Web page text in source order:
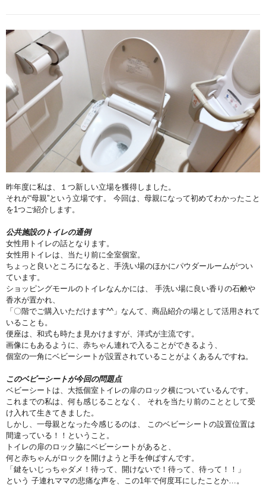
昨年度に私は、１つ新しい立場を獲得しました。
それが“母親”という立場です。 今回は、母親になって初めてわかったこと
を1つご紹介します。
公共施設のトイレの通例
女性用トイレの話となります。
女性用トイレは、当たり前に全室個室。
ちょっと良いところになると、手洗い場のほかにパウダールームがつい
ています。
ショッピングモールのトイレなんかには、 手洗い場に良い香りの石鹸や
香水が置かれ、
「〇階でご購入いただけます^^」なんて、商品紹介の場として活用されて
いることも。
便座は、和式も時たま見かけますが、洋式が主流です。
画像にもあるように、赤ちゃん連れで入ることができるよう、
個室の一角にベビーシートが設置されていることがよくあるんですね。
このベビーシートが今回の問題点
ベビーシートは、大抵個室トイレの扉のロック横についているんです。
これまでの私は、何も感じることなく、 それを当たり前のこととして受
け入れて生きてきました。
しかし、一母親となった今感じるのは、 このベビーシートの設置位置は
間違っている！！ということ。
トイレの扉のロック脇にベビーシートがあると、
何と赤ちゃんがロックを開けようと手を伸ばすんです。
「鍵をいじっちゃダメ！待って、開けないで！待って、待って！！」
という 子連れママの悲痛な声を、この1年で何度耳にしたことか…。